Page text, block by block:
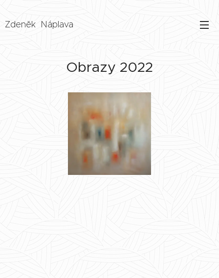
Zdeněk Náplava
Obrazy 2022